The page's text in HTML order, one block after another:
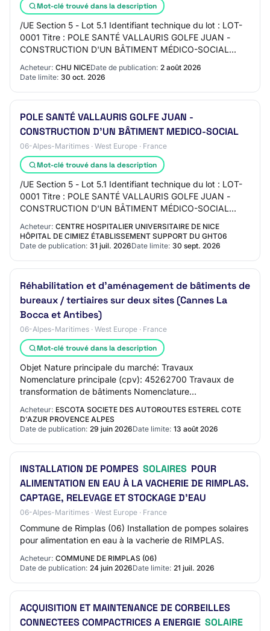
Mot-clé trouvé dans la description
/UE Section 5 - Lot 5.1 Identifiant technique du lot : LOT-
0001 Titre : POLE SANTÉ VALLAURIS GOLFE JUAN -
CONSTRUCTION D'UN BÂTIMENT MÉDICO-SOCIAL
Acheteur: CHU NICEDate de publication: 2 août 2026
Date limite: 30 oct. 2026
POLE SANTÉ VALLAURIS GOLFE JUAN -
CONSTRUCTION D'UN BÂTIMENT MEDICO-SOCIAL
06-Alpes-Maritimes · West Europe · France
Mot-clé trouvé dans la description
/UE Section 5 - Lot 5.1 Identifiant technique du lot : LOT-
0001 Titre : POLE SANTÉ VALLAURIS GOLFE JUAN -
CONSTRUCTION D'UN BÂTIMENT MÉDICO-SOCIAL
Acheteur: CENTRE HOSPITALIER UNIVERSITAIRE DE NICE
HÔPITAL DE CIMIEZ ÉTABLISSEMENT SUPPORT DU GHT06
Date de publication: 31 juil. 2026Date limite: 30 sept. 2026
Réhabilitation et d’aménagement de bâtiments de
bureaux / tertiaires sur deux sites (Cannes La
Bocca et Antibes)
06-Alpes-Maritimes · West Europe · France
Mot-clé trouvé dans la description
Objet Nature principale du marché: Travaux
Nomenclature principale (cpv): 45262700 Travaux de
transformation de bâtiments Nomenclature
du bâtiment,…
Acheteur: ESCOTA SOCIETE DES AUTOROUTES ESTEREL COTE
D'AZUR PROVENCE ALPES
Date de publication: 29 juin 2026Date limite: 13 août 2026
INSTALLATION DE POMPES SOLAIRES POUR
ALIMENTATION EN EAU À LA VACHERIE DE RIMPLAS.
CAPTAGE, RELEVAGE ET STOCKAGE D'EAU
06-Alpes-Maritimes · West Europe · France
Commune de Rimplas (06) Installation de pompes solaires
pour alimentation en eau à la vacherie de RIMPLAS.
Acheteur: COMMUNE DE RIMPLAS (06)
Date de publication: 24 juin 2026Date limite: 21 juil. 2026
ACQUISITION ET MAINTENANCE DE CORBEILLES
CONNECTEES COMPACTRICES A ENERGIE SOLAIRE